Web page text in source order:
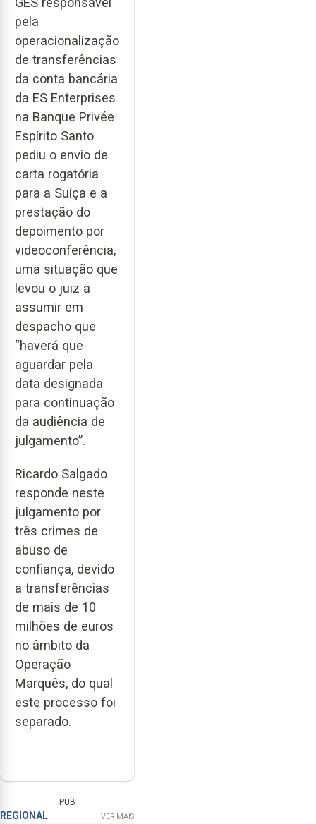
pela
operacionalização
de transferências
da conta bancária
da ES Enterprises
na Banque Privée
Espírito Santo
pediu o envio de
carta rogatória
para a Suíça e a
prestação do
depoimento por
videoconferência,
uma situação que
levou o juiz a
assumir em
despacho que
“haverá que
aguardar pela
data designada
para continuação
da audiência de
julgamento”.
Ricardo Salgado
responde neste
julgamento por
três crimes de
abuso de
confiança, devido
a transferências
de mais de 10
milhões de euros
no âmbito da
Operação
Marquês, do qual
este processo foi
separado.
PUB
REGIONAL VER MAIS